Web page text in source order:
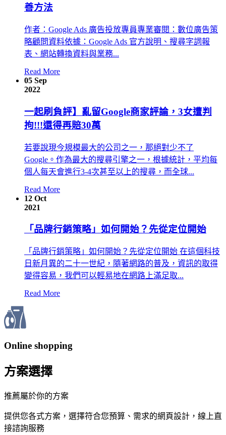
善方法
作者：Google Ads 廣告投放專員專業審閱：數位廣告策
略顧問資料依據：Google Ads 官方說明、搜尋字詞報
表、網站轉換資料與業務...
Read More
05 Sep
2022
一起刷負評】亂留Google商家評論，3女遭判
拘!!!還得再賠30萬
若要說現今規模最大的公司之一，那絕對少不了
Google。作為最大的搜尋引擎之一，根據統計，平均每
個人每天會進行3-4次甚至以上的搜尋，而全球...
Read More
12 Oct
2021
「品牌行銷策略」如何開始？先從定位開始
「品牌行銷策略」如何開始？先從定位開始 在這個科技
日新月異的二十一世紀，隨著網路的普及，資訊的取得
變得容易，我們可以輕易地在網路上滿足取...
Read More
Online shopping
方案選擇
推薦屬於你的方案
提供您各式方案，選擇符合您預算、需求的網頁設計，線上直
接諮詢服務